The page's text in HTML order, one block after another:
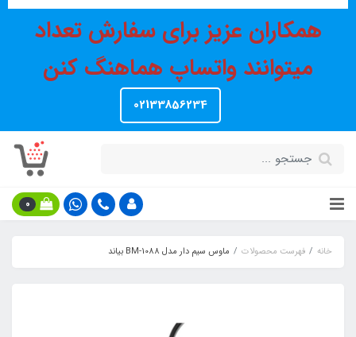
همکاران عزیز برای سفارش تعداد
میتوانند واتساپ هماهنگ کنن
02133856234
0
خانه فهرست محصولات ماوس سیم دار مدل BM-1088 بیاند